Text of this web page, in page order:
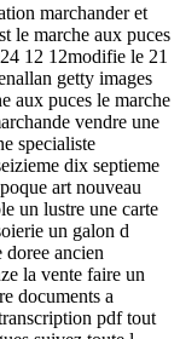
marchander et
le marche aux puces
12 12modifie le 21
getty images
aux puces le marche
vendre une
specialiste
dix septieme
art nouveau
un lustre une carte
un galon d
ancien
la vente faire un
documents a
pdf tout